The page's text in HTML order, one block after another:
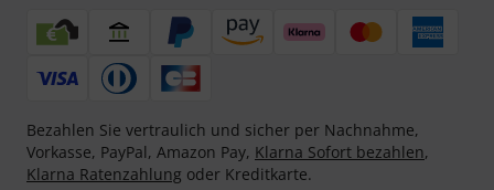
Bezahlen Sie vertraulich und sicher per Nachnahme,
Vorkasse, PayPal, Amazon Pay, Klarna Sofort bezahlen,
Klarna Ratenzahlung oder Kreditkarte.